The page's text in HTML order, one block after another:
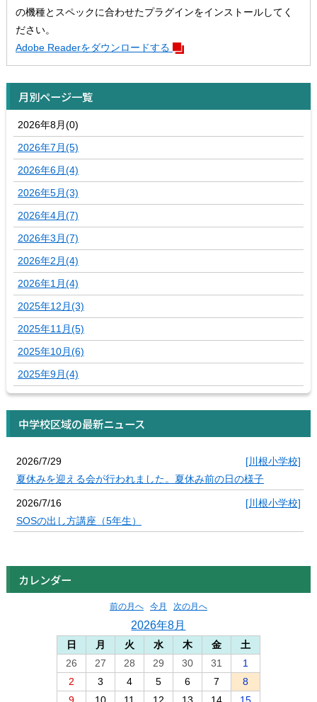
の機種とスペックに合わせたプラグインをインストールしてく
ださい。
Adobe Readerをダウンロードする
月別ページ一覧
2026年8月(0)
2026年7月(5)
2026年6月(4)
2026年5月(3)
2026年4月(7)
2026年3月(7)
2026年2月(4)
2026年1月(4)
2025年12月(3)
2025年11月(5)
2025年10月(6)
2025年9月(4)
中学校区域の最新ニュース
2026/7/29
[川根小学校]
夏休みを迎える会が行われました。夏休み前の日の様子
2026/7/16
[川根小学校]
SOSの出し方講座（5年生）
カレンダー
前の月へ 今月 次の月へ
2026年8月
日 月 火 水 木 金
土
26
27 28 29 30 31
1
2
3 4 5 6 7
8